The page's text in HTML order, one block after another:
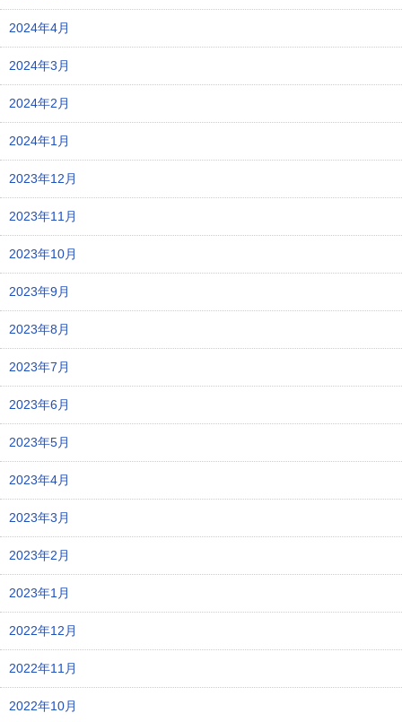
2024年4月
2024年3月
2024年2月
2024年1月
2023年12月
2023年11月
2023年10月
2023年9月
2023年8月
2023年7月
2023年6月
2023年5月
2023年4月
2023年3月
2023年2月
2023年1月
2022年12月
2022年11月
2022年10月